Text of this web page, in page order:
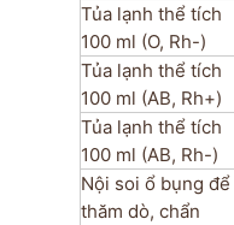
Tủa lạnh thể tích
100 ml (O, Rh-)
Tủa lạnh thể tích
100 ml (AB, Rh+)
Tủa lạnh thể tích
100 ml (AB, Rh-)
Nội soi ổ bụng để
thăm dò, chẩn